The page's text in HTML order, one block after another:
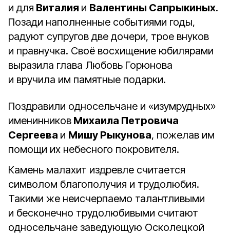
и для Виталия и Валентины Сапрыкиных.
Позади наполненные событиями годы,
радуют супругов две дочери, трое внуков
и правнучка. Своё восхищение юбилярами
выразила глава Любовь Горюнова
и вручила им памятные подарки.
Поздравили односельчане и «изумрудных»
именинников Михаила Петровича
Сергеева и Мишу Рыкунова, пожелав им
помощи их небесного покровителя.
Камень малахит издревле считается
символом благополучия и трудолюбия.
Такими же неисчерпаемо талантливыми
и бесконечно трудолюбивыми считают
односельчане заведующую Осколецкой